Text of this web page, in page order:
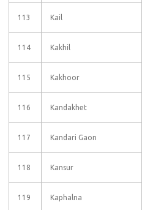
113 Kail
114 Kakhil
115 Kakhoor
116 Kandakhet
117 Kandari Gaon
118 Kansur
119 Kaphalna